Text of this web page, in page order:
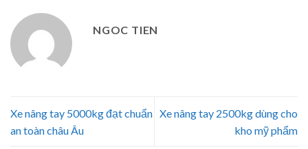
NGOC TIEN
Xe nâng tay 5000kg đạt chuẩn
an toàn châu Âu
Xe nâng tay 2500kg dùng cho
kho mỹ phẩm